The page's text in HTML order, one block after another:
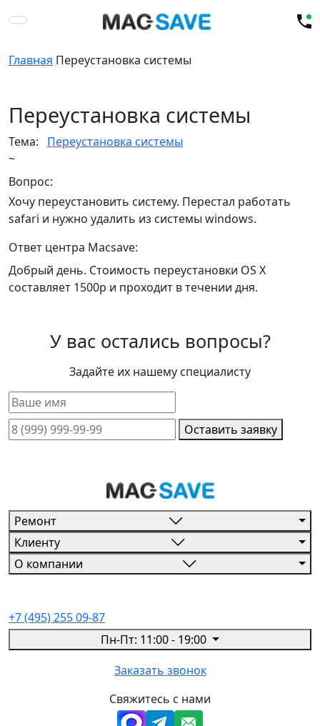
Главная Переустановка системы
Переустановка системы
Тема:
Переустановка системы
~
Вопрос:
Хочу переустановить систему. Перестал работать
safari и нужно удалить из системы windows.
Ответ центра Macsave:
Добрый день. Стоимость переустановки ОS X
составляет 1500р и проходит в течении дня.
У вас остались вопросы?
Задайте их нашему специалисту
Оставить заявку
Ремонт
Клиенту
О компании
+7 (495) 255 09-87
Пн-Пт: 11:00 - 19:00
Заказать звонок
Свяжитесь с нами